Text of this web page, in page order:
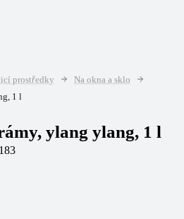
prostředky
Na okna a sklo
1 l
ylang ylang, 1 l